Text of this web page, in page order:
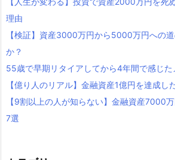
理由
【検証】資産3000万円から5000万円への
か？
55歳で早期リタイアしてから4年間で感じた
【億り人のリアル】金融資産1億円を達成し
【9割以上の人が知らない】金融資産7000
7選